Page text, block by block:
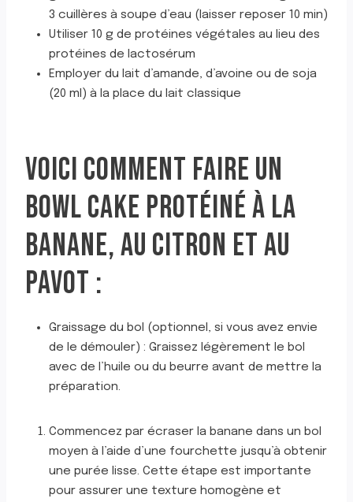
3 cuillères à soupe d’eau (laisser reposer 10 min)
Utiliser 10 g de protéines végétales au lieu des
protéines de lactosérum
Employer du lait d’amande, d’avoine ou de soja
(20 ml) à la place du lait classique
VOICI COMMENT FAIRE UN
BOWL CAKE PROTÉINÉ À LA
BANANE, AU CITRON ET AU
PAVOT :
Graissage du bol (optionnel, si vous avez envie
de le démouler) : Graissez légèrement le bol
avec de l’huile ou du beurre avant de mettre la
préparation.
Commencez par écraser la banane dans un bol
moyen à l’aide d’une fourchette jusqu’à obtenir
une purée lisse. Cette étape est importante
pour assurer une texture homogène et